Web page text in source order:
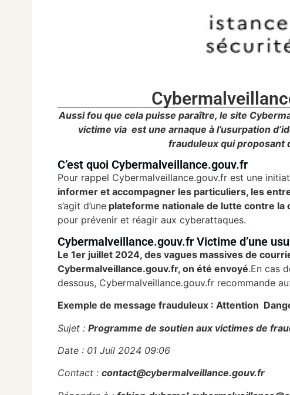
Aussi fou que cela puisse paraître, le site
victime via est une arnaque à l’usurpation
frauduleux qui proposant
C’est quoi Cybermalveillance.gouv.fr
Pour rappel Cybermalveillance.gouv.fr est une
informer et accompagner les particuliers, les
s’agit d’une plateforme nationale de lutte contre la
pour prévenir et réagir aux cyberattaques.
Cybermalveillance.gouv.fr Victime d’une
Le 1er juillet 2024, des vagues massives de
Cybermalveillance.gouv.fr, on été envoyé.En cas
dessous, Cybermalveillance.gouv.fr recommande
Exemple de message frauduleux : Attention
Sujet :Programme de soutien aux victimes de
Date : 01 Juil 2024 09:06
Contact :contact@cybermalveillance.gouv.fr